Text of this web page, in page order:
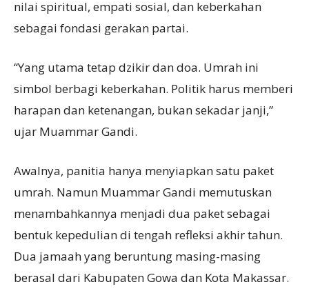
nilai spiritual, empati sosial, dan keberkahan
sebagai fondasi gerakan partai.
“Yang utama tetap dzikir dan doa. Umrah ini
simbol berbagi keberkahan. Politik harus memberi
harapan dan ketenangan, bukan sekadar janji,”
ujar Muammar Gandi.
Awalnya, panitia hanya menyiapkan satu paket
umrah. Namun Muammar Gandi memutuskan
menambahkannya menjadi dua paket sebagai
bentuk kepedulian di tengah refleksi akhir tahun.
Dua jamaah yang beruntung masing-masing
berasal dari Kabupaten Gowa dan Kota Makassar.